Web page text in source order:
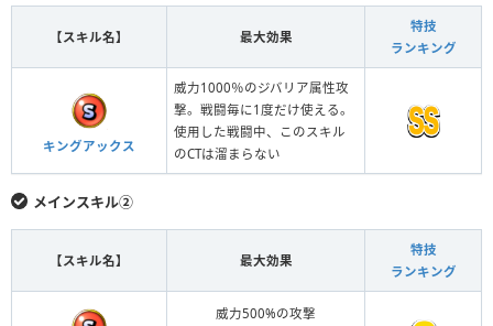
【スキル名】 最大効果
特技
ランキング
キングアックス
威力1000％のジバリア属性攻
撃。戦闘毎に1度だけ使える。
使用した戦闘中、このスキル
のCTは溜まらない
メインスキル②
【スキル名】 最大効果
特技
ランキング
威力500%の攻撃